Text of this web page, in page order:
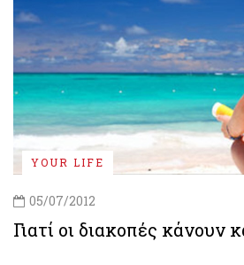
YOUR LIFE
05/07/2012
Γιατί οι διακοπές κάνουν